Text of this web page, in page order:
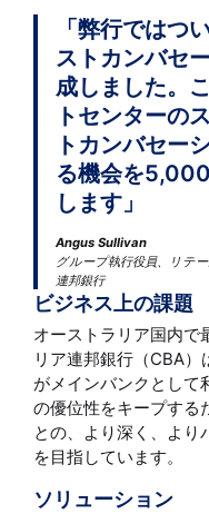
「弊行ではつ
ストカンバセ
成しました。
トセンターの
トカンバセー
る機会を
します」
Angus Sullivan
グループ執行役員、リテ
連邦銀行
ビジネス上の課題
オーストラリア国内で
リア連邦銀行（CBA
がメインバンクとして
の優位性をキープする
との、より深く、より
を目指しています。
ソリューション